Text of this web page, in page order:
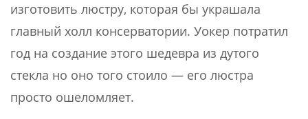
изготовить люстру, которая бы украшала
главный холл консерватории. Уокер потратил
год на создание этого шедевра из дутого
стекла но оно того стоило — его люстра
просто ошеломляет.